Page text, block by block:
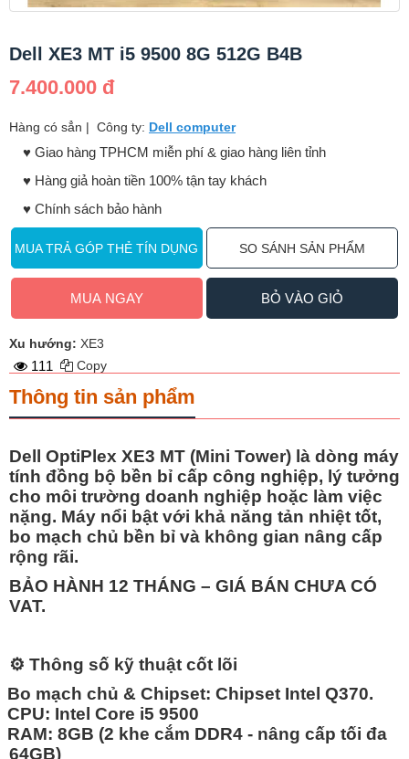
Dell XE3 MT i5 9500 8G 512G B4B
7.400.000 đ
Hàng có sẳn | Công ty: Dell computer
♥️ Giao hàng TPHCM miễn phí & giao hàng liên tỉnh
♥️ Hàng giả hoàn tiền 100% tận tay khách
♥️ Chính sách bảo hành
MUA TRẢ GÓP THẺ TÍN DỤNG SO SÁNH SẢN PHẨM
MUA NGAY BỎ VÀO GIỎ
Xu hướng: XE3
111 Copy
Thông tin sản phẩm
Dell OptiPlex XE3 MT (Mini Tower) là dòng máy
tính đồng bộ bền bỉ cấp công nghiệp, lý tưởng
cho môi trường doanh nghiệp hoặc làm việc
nặng. Máy nổi bật với khả năng tản nhiệt tốt,
bo mạch chủ bền bỉ và không gian nâng cấp
rộng rãi.
BẢO HÀNH 12 THÁNG – GIÁ BÁN CHƯA CÓ
VAT.
⚙️ Thông số kỹ thuật cốt lõi
Bo mạch chủ & Chipset: Chipset Intel Q370.
CPU: Intel Core i5 9500
RAM: 8GB (2 khe cắm DDR4 - nâng cấp tối đa
64GB)